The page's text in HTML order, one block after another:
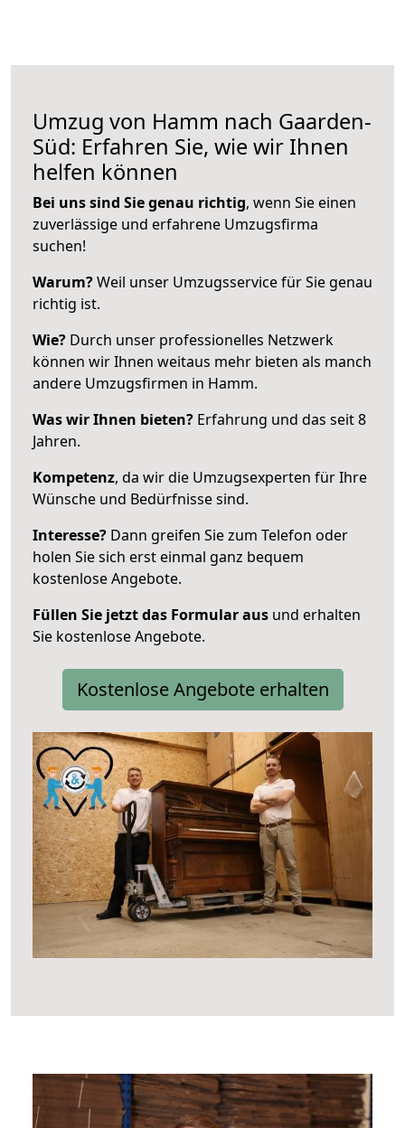
Umzug von Hamm nach Gaarden-
Süd: Erfahren Sie, wie wir Ihnen
helfen können
Bei uns sind Sie genau richtig, wenn Sie einen
zuverlässige und erfahrene Umzugsfirma
suchen!
Warum?Weil unser Umzugsservice für Sie genau
richtig ist.
Wie? Durch unser professionelles Netzwerk
können wir Ihnen weitaus mehr bieten als manch
andere Umzugsfirmen in Hamm.
Was wir Ihnen bieten? Erfahrung und das seit 8
Jahren.
Kompetenz, da wir die Umzugsexperten für Ihre
Wünsche und Bedürfnisse sind.
Interesse? Dann greifen Sie zum Telefon oder
holen Sie sich erst einmal ganz bequem
kostenlose Angebote.
Füllen Sie jetzt das Formular aus und erhalten
Sie kostenlose Angebote.
Kostenlose Angebote erhalten